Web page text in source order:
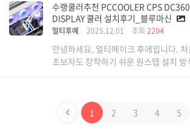
수랭쿨러추천 PCCOOLER CPS
DISPLAY 쿨러 설치후기_블루마신
얼티후예 2025.12.01 조회 2204
안녕하세요. 얼티메이크 후에입니다.
초보자도 장착하기 쉬운 원스텝 설치 방
1 2 3 4 5